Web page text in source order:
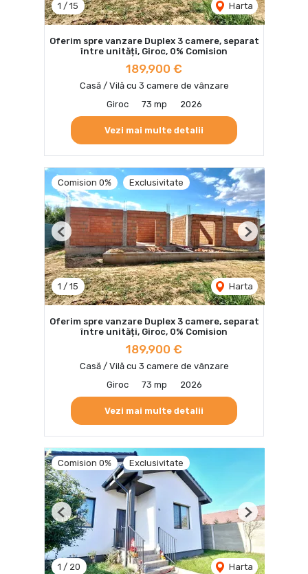
1 / 15 Harta
Oferim spre vanzare Duplex 3 camere, separat
între unități, Giroc, 0% Comision
189,900 €
Casă / Vilă cu 3 camere de vânzare
Giroc
73 mp 2026
Vezi mai multe detalii
Comision 0% Exclusivitate
1 / 15 Harta
Previous Next
Oferim spre vanzare Duplex 3 camere, separat
între unități, Giroc, 0% Comision
189,900 €
Casă / Vilă cu 3 camere de vânzare
Giroc
73 mp 2026
Vezi mai multe detalii
Comision 0% Exclusivitate
1 / 20 Harta
Previous Next